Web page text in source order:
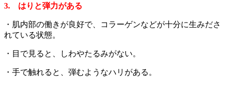
3. はりと弾力がある
・肌内部の働きが良好で、コラーゲンなどが十分に生みださ
れている状態。
・目で見ると、しわやたるみがない。
・手で触れると、弾むようなハリがある。